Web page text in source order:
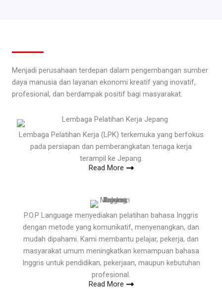
Menjadi perusahaan terdepan dalam pengembangan sumber
daya manusia dan layanan ekonomi kreatif yang inovatif,
profesional, dan berdampak positif bagi masyarakat.
Lembaga Pelatihan Kerja (LPK) terkemuka yang berfokus
pada persiapan dan pemberangkatan tenaga kerja
terampil ke Jepang.
Read More
P.O.P Language menyediakan pelatihan bahasa Inggris
dengan metode yang komunikatif, menyenangkan, dan
mudah dipahami. Kami membantu pelajar, pekerja, dan
masyarakat umum meningkatkan kemampuan bahasa
Inggris untuk pendidikan, pekerjaan, maupun kebutuhan
profesional.
Read More